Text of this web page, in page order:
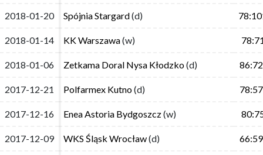
2018-01-20 Spójnia Stargard(d)
2018-01-14 KK Warszawa(w) 78:71
2018-01-06 Zetkama Doral Nysa Kłodzko(d) 86:72
2017-12-21 Polfarmex Kutno(d) 78:57
2017-12-16 Enea Astoria Bydgoszcz(w)
2017-12-09 WKS Śląsk Wrocław(d) 66:59
2018-01-20 Spójnia Stargard(d)
2018-01-14 KK Warszawa(w) 78:71
2018-01-06 Zetkama Doral Nysa Kłodzko(d) 86:72
2017-12-21 Polfarmex Kutno(d) 78:57
2017-12-16 Enea Astoria Bydgoszcz(w)
2017-12-09 WKS Śląsk Wrocław(d) 66:59